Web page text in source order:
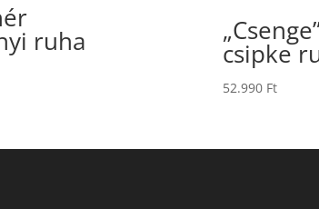
ruha csipke
52.990 Ft